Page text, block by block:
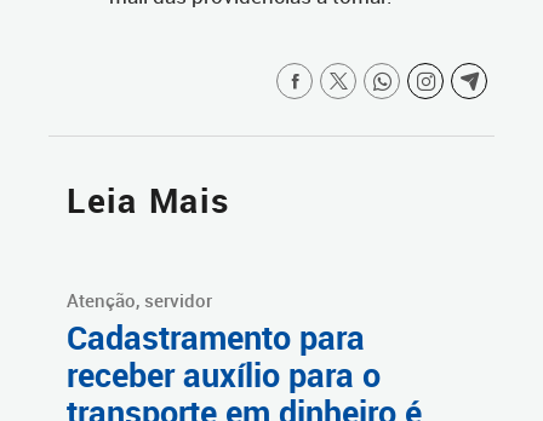
Leia Mais
Atenção, servidor
Cadastramento para
receber auxílio para o